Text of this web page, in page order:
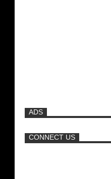
(Video)
ADS
CONNECT US